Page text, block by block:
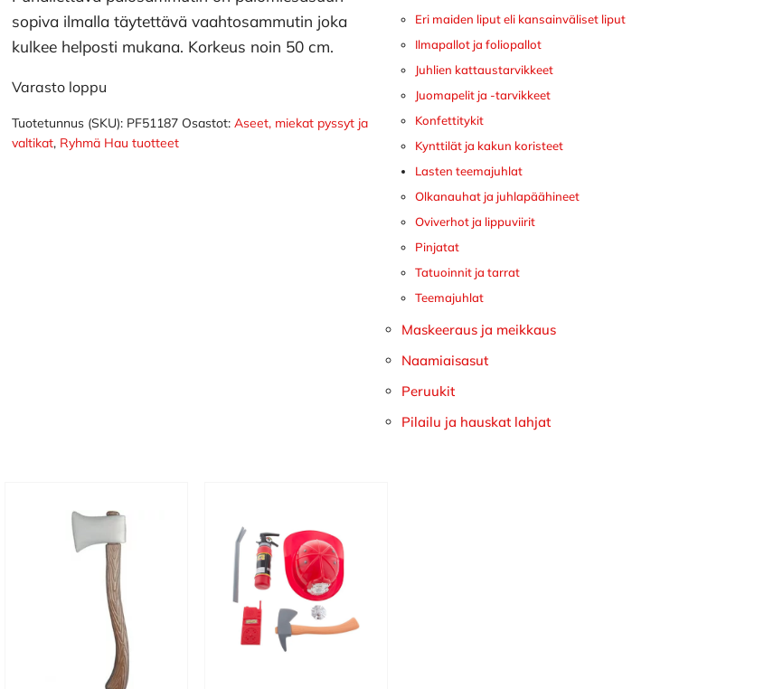
sopiva ilmalla täytettävä vaahtosammutin joka
kulkee helposti mukana. Korkeus noin 50 cm.
Varasto loppu
Tuotetunnus (SKU): PF51187 Osastot:Aseet, miekat pyssyt ja
valtikat, Ryhmä Hau tuotteet
Eri maiden liput eli kansainväliset liput
Ilmapallot ja foliopallot
Juhlien kattaustarvikkeet
Juomapelit ja -tarvikkeet
Konfettitykit
Kynttilät ja kakun koristeet
Lasten teemajuhlat
Olkanauhat ja juhlapäähineet
Oviverhot ja lippuviirit
Pinjatat
Tatuoinnit ja tarrat
Teemajuhlat
Maskeeraus ja meikkaus
Naamiaisasut
Peruukit
Pilailu ja hauskat lahjat